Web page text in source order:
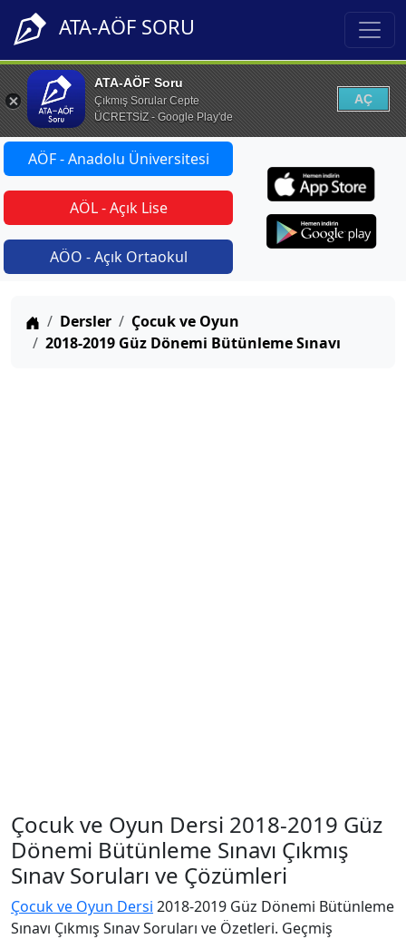
ATA-AÖF SORU
ATA-AÖF Soru
Çıkmış Sorular Cepte
ÜCRETSİZ - Google Play'de
AÇ
AÖF - Anadolu Üniversitesi
AÖL - Açık Lise
AÖO - Açık Ortaokul
Anasayfa
Dersler
Çocuk ve Oyun
2018-2019 Güz Dönemi Bütünleme Sınavı
Çocuk ve Oyun Dersi 2018-2019 Güz
Dönemi Bütünleme Sınavı Çıkmış
Sınav Soruları ve Çözümleri
Çocuk ve Oyun Dersi 2018-2019 Güz Dönemi Bütünleme
Sınavı Çıkmış Sınav Soruları ve Özetleri. Geçmiş